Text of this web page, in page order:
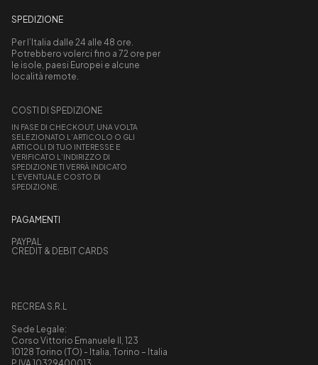
SPEDIZIONE
Per l’Italia dalle 24 alle 48 ore.
Potrebbero volerci fino a 72 ore per
le isole, paesi Europei e alcune
località remote.
COSTI DI SPEDIZIONE
IN FASE DI CHECKOUT, UNA VOLTA
SELEZIONATO L’ARTICOLO O GLI
ARTICOLI DI TUO INTERESSE E
VERIFICATO L’INDIRIZZO DI
SPEDIZIONE TI VERRÀ INDICATO
L’EVENTUALE COSTO DI
SPEDIZIONE.
PAGAMENTI
PAYPAL
CREDIT & DEBIT CARDS
RECREA S.R.L
Sede Legale:
Corso Vittorio Emanuele II, 123
10128 Torino (TO) - Italia, Torino – Italia